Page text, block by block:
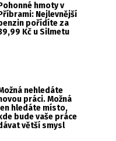
hmoty v
Nejlevnější
pořídíte za
Kč u Silmetu
nehledáte
práci. Možná
hledáte místo,
kde bude vaše práce
větší smysl